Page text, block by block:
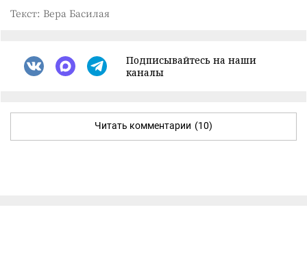
Текст: Вера Басилая
Подписывайтесь на наши
каналы
Читать комментарии (10)